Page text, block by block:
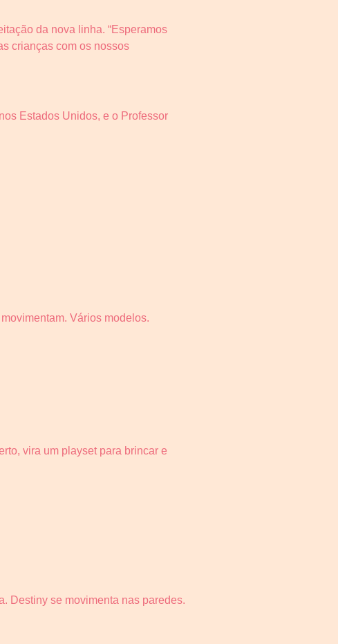
da nova linha. “Esperamos
crianças com os nossos
Estados Unidos, e o Professor
Vários modelos.
vira um playset para brincar e
Destiny se movimenta nas paredes.